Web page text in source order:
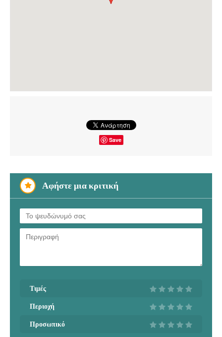
Save
Αφήστε μια κριτική
Τιμές
Περιοχή
Προσωπικό